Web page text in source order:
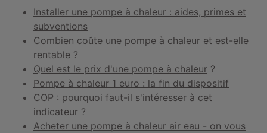
Installer une pompe à chaleur : aides, primes et
subventions
Combien coûte une pompe à chaleur et est-elle
rentable ?
Quel est le prix d'une pompe à chaleur ?
Pompe à chaleur 1 euro : la fin du dispositif
COP : pourquoi faut-il s'intéresser à cet
indicateur ?
Acheter une pompe à chaleur air eau - on vous